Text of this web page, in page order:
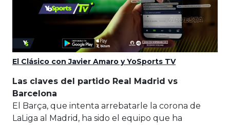
El Clásico con Javier Amaro y YoSports TV
Las claves del partido Real Madrid vs
Barcelona
El Barça, que intenta arrebatarle la corona de
LaLiga al Madrid, ha sido el equipo que ha